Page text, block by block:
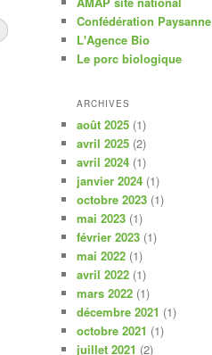
Confédération Paysanne
L'Agence Bio
Le porc biologique
ARCHIVES
août 2025 (1)
avril 2025 (2)
avril 2024 (1)
janvier 2024 (1)
octobre 2023 (1)
mai 2023 (1)
février 2023 (1)
mai 2022 (1)
avril 2022 (1)
mars 2022 (1)
décembre 2021 (1)
octobre 2021 (1)
juillet 2021 (2)